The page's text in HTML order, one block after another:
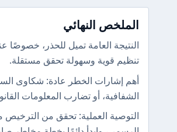
الملخص النهائي
النتيجة العامة تميل للحذر، خصوصًا
تنظيم قوية وسهولة تحقق مستقلة.
أهم إشارات الخطر عادة: شكاوى
الشفافية، أو تضارب المعلومات
التوصية العملية: تحقق من الترخيص